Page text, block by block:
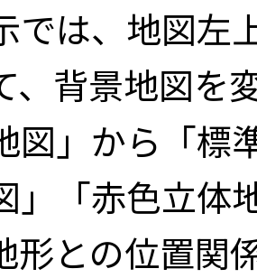
では、地図左
、背景地図を
図」から「
」「赤色立体
形との位置関